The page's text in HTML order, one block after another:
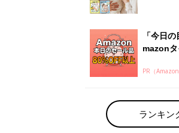
「今日
mazon
PR（Amazon
ランキン